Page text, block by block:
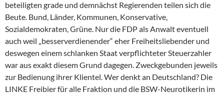
beteiligten grade und demnächst Regierenden teilen sich die
Beute. Bund, Länder, Kommunen, Konservative,
Sozialdemokraten, Grüne. Nur die FDP als Anwalt eventuell
auch weil „besserverdienender“ eher Freiheitsliebender und
deswegen einem schlanken Staat verpflichteter Steuerzahler
war aus exakt diesem Grund dagegen. Zweckgebunden jeweils
zur Bedienung ihrer Klientel. Wer denkt an Deutschland? Die
LINKE Freibier für alle Fraktion und die BSW-Neurotikerin im